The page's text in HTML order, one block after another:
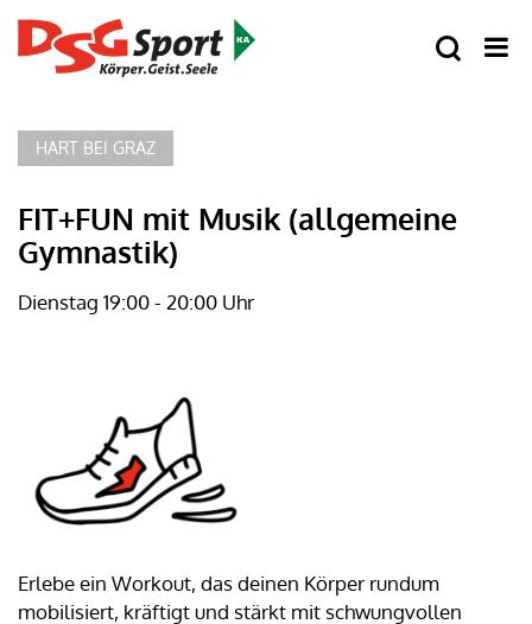
HART BEI GRAZ
FIT+FUN mit Musik (allgemeine
Gymnastik)
Dienstag 19:00 - 20:00 Uhr
Erlebe ein Workout, das deinen Körper rundum
mobilisiert, kräftigt und stärkt mit schwungvollen